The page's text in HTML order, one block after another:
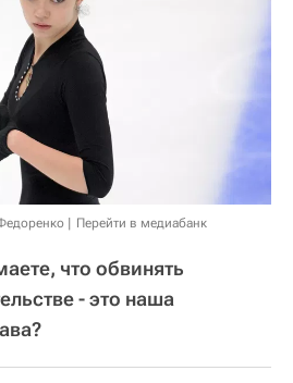
Перейти в медиабанк
что обвинять
- это наша